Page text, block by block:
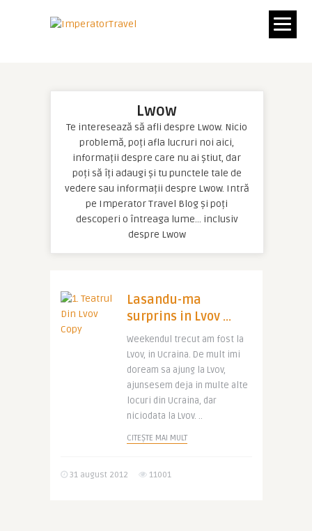
Lwow
Te interesează să afli despre Lwow. Nicio
problemă, poți afla lucruri noi aici,
informații despre care nu ai știut, dar
poți să îți adaugi și tu punctele tale de
vedere sau informații despre Lwow. Intră
pe Imperator Travel Blog și poți
descoperi o întreaga lume… inclusiv
despre Lwow
Lasandu-ma
surprins in Lvov …
Weekendul trecut am fost la
Lvov, in Ucraina. De mult imi
doream sa ajung la Lvov,
ajunsesem deja in multe alte
locuri din Ucraina, dar
niciodata la Lvov. ..
CITEȘTE MAI MULT
31 august 2012 11001